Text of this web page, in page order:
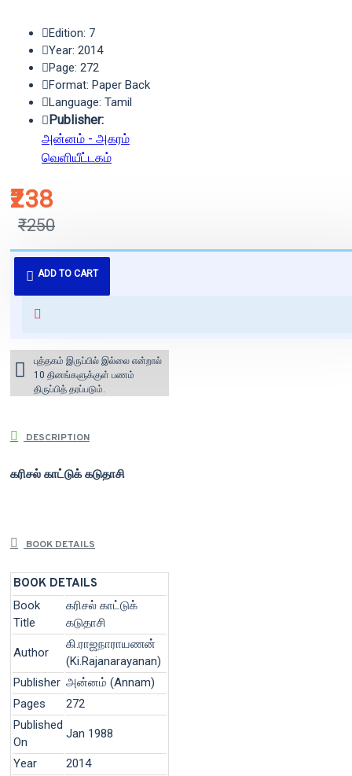
₹238
₹250
Edition: 7
Year: 2014
Page: 272
Format: Paper Back
Language: Tamil
Publisher:
அன்னம் - அகரம்
வெளியீட்டகம்
ADD TO CART
புத்தகம் 3 - 7 நாட்களில் அனுப்பி
வைக்கப்படும்.
for orders above ₹1000 within
புத்தகம் இருப்பில் இல்லை என்றால்
10 தினங்களுக்குள் பணம்
திருப்பித் தரப்படும்.
DESCRIPTION
கரிசல் காட்டுக் கடுதாசி
BOOK DETAILS
BOOK DETAILS
Book
Title
கரிசல் காட்டுக்
கடுதாசி
Author
கி.ராஜநாராயணன்
(Ki.Rajanarayanan)
Publisher அன்னம் (Annam)
Pages
272
Published
On
Jan 1988
Year
2014